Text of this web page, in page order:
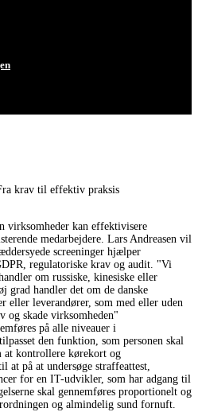
krav til effektiv praksis
virksomheder kan effektivisere
medarbejdere. Lars Andreasen vil
screeninger hjælper
regulatoriske krav og audit. "Vi
om russiske, kinesiske eller
grad handler det om de danske
eller leverandører, som med eller uden
og skade virksomheden"
på alle niveauer i
den funktion, som personen skal
at kontrollere kørekort og
at på at undersøge straffeattest,
for en IT-udvikler, som har adgang til
skal gennemføres proportionelt og
og almindelig sund fornuft.